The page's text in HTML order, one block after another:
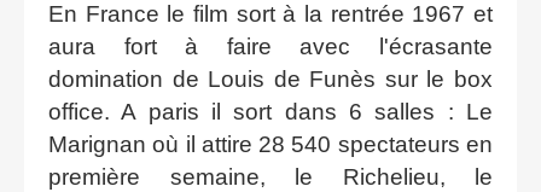
En France le film sort à la rentrée 1967 et
aura fort à faire avec l'écrasante
domination de Louis de Funès sur le box
office. A paris il sort dans 6 salles : Le
Marignan où il attire 28 540 spectateurs en
première semaine, le Richelieu, le